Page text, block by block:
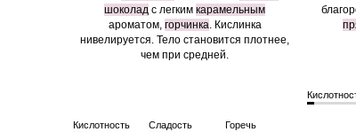
шоколад с легким карамельным
ароматом, горчинка. Кислинка
нивелируется. Тело становится плотнее,
чем при средней.
Кислотность Сладость Горечь